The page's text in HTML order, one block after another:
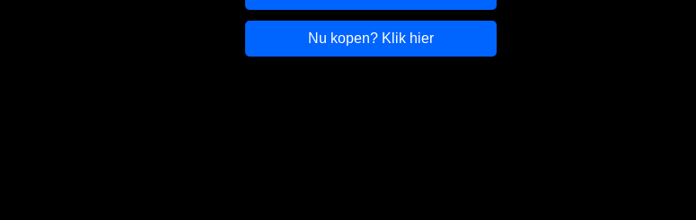
Nu kopen? Klik hier